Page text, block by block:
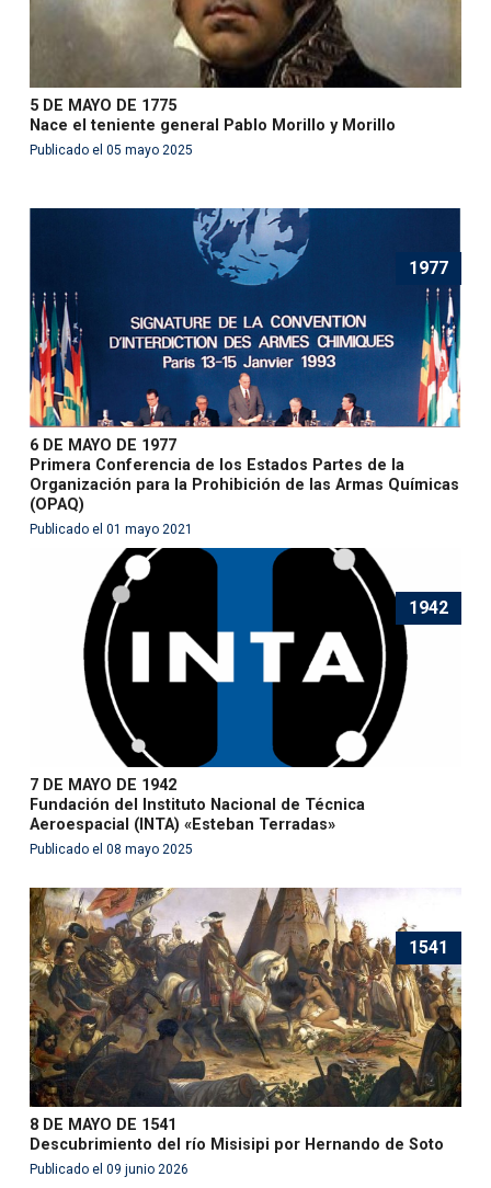
5 DE MAYO DE 1775
Nace el teniente general Pablo Morillo y Morillo
Publicado el 05 mayo 2025
1977
6 DE MAYO DE 1977
Primera Conferencia de los Estados Partes de la
Organización para la Prohibición de las Armas Químicas
(OPAQ)
Publicado el 01 mayo 2021
1942
7 DE MAYO DE 1942
Fundación del Instituto Nacional de Técnica
Aeroespacial (INTA) «Esteban Terradas»
Publicado el 08 mayo 2025
1541
8 DE MAYO DE 1541
Descubrimiento del río Misisipi por Hernando de Soto
Publicado el 09 junio 2026